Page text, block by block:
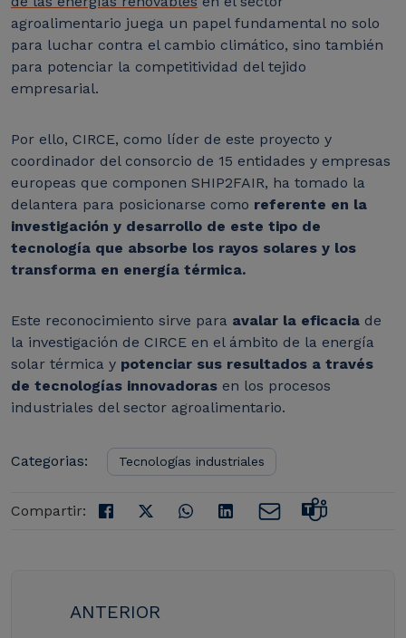
agroalimentario juega un papel fundamental no solo
para luchar contra el cambio climático, sino también
para potenciar la competitividad del tejido
empresarial.
Por ello, CIRCE, como líder de este proyecto y
coordinador del consorcio de 15 entidades y empresas
europeas que componen SHIP2FAIR, ha tomado la
delantera para posicionarse como referente en la
investigación y desarrollo de este tipo de
tecnología que absorbe los rayos solares y los
transforma en energía térmica.
Este reconocimiento sirve para avalar la eficacia de
la investigación de CIRCE en el ámbito de la energía
solar térmica y potenciar sus resultados a través
de tecnologías innovadoras en los procesos
industriales del sector agroalimentario.
Categorias: Tecnologías industriales
Compartir:
ANTERIOR